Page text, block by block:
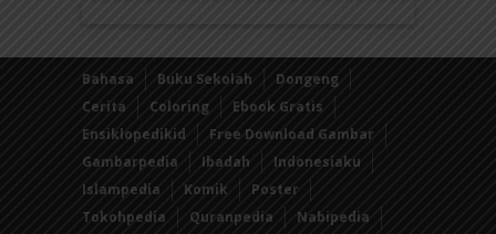
Bahasa Buku Sekolah
Dongeng
Cerita
Coloring
Ebook Gratis
Ensiklopedikid
Free Download Gambar
Gambarpedia
Ibadah
Indonesiaku
Islampedia
Komik
Poster
Tokohpedia
Quranpedia
Nabipedia